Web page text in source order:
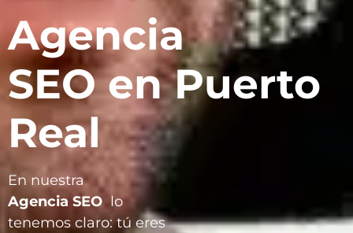
Agencia
SEO en Puerto
Real
En nuestra
Agencia SEO lo
tenemos claro: tú eres